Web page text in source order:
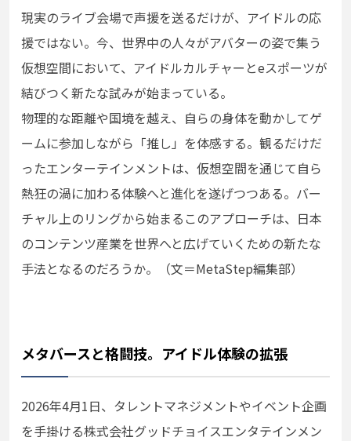
現実のライブ会場で声援を送るだけが、アイドルの応
援ではない。今、世界中の人々がアバターの姿で集う
仮想空間において、アイドルカルチャーとeスポーツが
結びつく新たな試みが始まっている。
物理的な距離や国境を越え、自らの身体を動かしてゲ
ームに参加しながら「推し」を体感する。観るだけだ
ったエンターテインメントは、仮想空間を通じて自ら
熱狂の渦に加わる体験へと進化を遂げつつある。バー
チャル上のリングから始まるこのアプローチは、日本
のコンテンツ産業を世界へと広げていくための新たな
手法となるのだろうか。（文＝MetaStep編集部）
メタバースと格闘技。アイドル体験の拡張
2026年4月1日、タレントマネジメントやイベント企画
を手掛ける株式会社グッドチョイスエンタテインメン